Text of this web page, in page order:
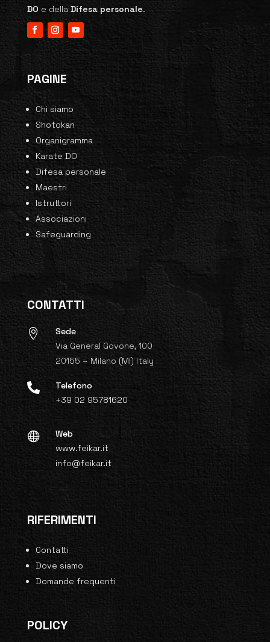
DO e dellaDifesa personale.
PAGINE
Chi siamo
Shotokan
Organigramma
Karate DO
Difesa personale
Maestri
Istruttori
Associazioni
Safeguarding
CONTATTI

Sede
Via General Govone, 100
20155 – Milano (MI) Italy

Telefono
+39 02 95781620

Web
www.feikar.it
info@feikar.it
RIFERIMENTI
Contatti
Dove siamo
Domande frequenti
POLICY